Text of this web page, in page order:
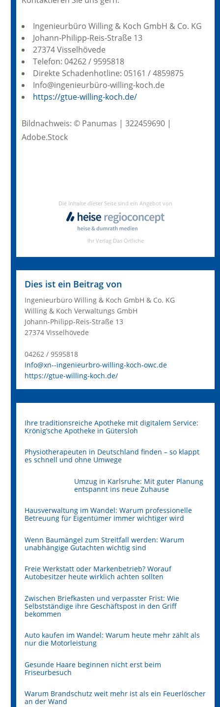
Ingenieurbüro Willing & Koch GmbH & Co. KG
Johann-Philipp-Reis-Straße 13
27374 Visselhövede
Telefon: 04262 / 9595818
Direkte Schadenhotline: 05161 / 4859875
Info@ingenieurbüro-willing-koch.de
https://gtue-willing-koch.de/
Bildnachweis: © Panumas | 322459690 |
Adobe.Stock
Dies ist ein Beitrag von
Ingenieurbüro Willing & Koch GmbH & Co. KG
Willing & Koch Verwaltungs GmbH
Johann-Philipp-Reis-Straße 13
27374 Visselhövede
04262 / 9595818
Info@xn--ingenieurbro-willing-koch-owc.de
https://gtue-willing-koch.de/
Ihre traditionsreiche Apotheke mit digitalem Service:
Krönig’sche Apotheke in Gütersloh
Physiotherapeuten in Deutschland finden – so klappt
es schnell und ohne Umwege
Umzug in Karlsruhe: Mit guter Planung
entspannt ins neue Zuhause
Hausverwaltung im Wandel: Warum professionelle
Betreuung für Eigentümer immer wichtiger wird
Wenn Baumängel zum Streitfall werden: Warum
unabhängige Gutachten wichtig sind
Freie Werkstatt oder Markenbetrieb? Worauf
Autobesitzer heute wirklich achten sollten
Zwischen Briefkasten und verpasster Frist: Wie
Selbstständige ihre Geschäftspost in den Griff
bekommen
Auto kaufen im Wandel: Warum heute mehr zählt als
nur die Motorleistung
Gesunde Haare beginnen nicht erst beim
Friseurbesuch
Warum Brandschutz weit mehr ist als ein Feuerlöscher
an der Wand